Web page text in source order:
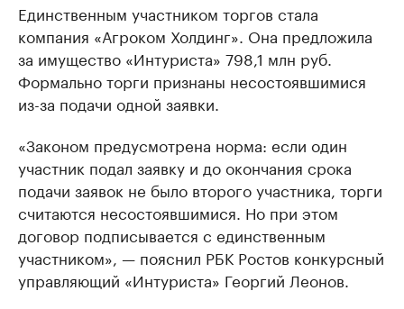
Единственным участником торгов стала
компания «Агроком Холдинг». Она предложила
за имущество «Интуриста» 798,1 млн руб.
Формально торги признаны несостоявшимися
из-за подачи одной заявки.
«Законом предусмотрена норма: если один
участник подал заявку и до окончания срока
подачи заявок не было второго участника, торги
считаются несостоявшимися. Но при этом
договор подписывается с единственным
участником», — пояснил РБК Ростов конкурсный
управляющий «Интуриста» Георгий Леонов.